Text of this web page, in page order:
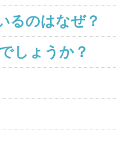
るのはなぜ？
しょうか？